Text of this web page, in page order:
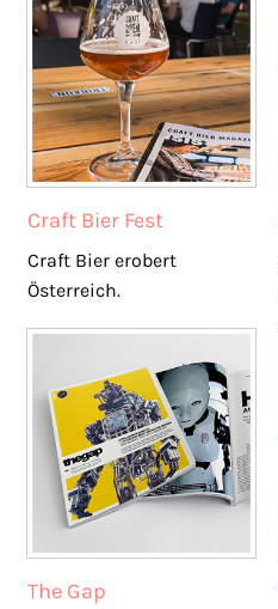
Craft Bier Fest
Craft Bier erobert
Österreich.
The Gap